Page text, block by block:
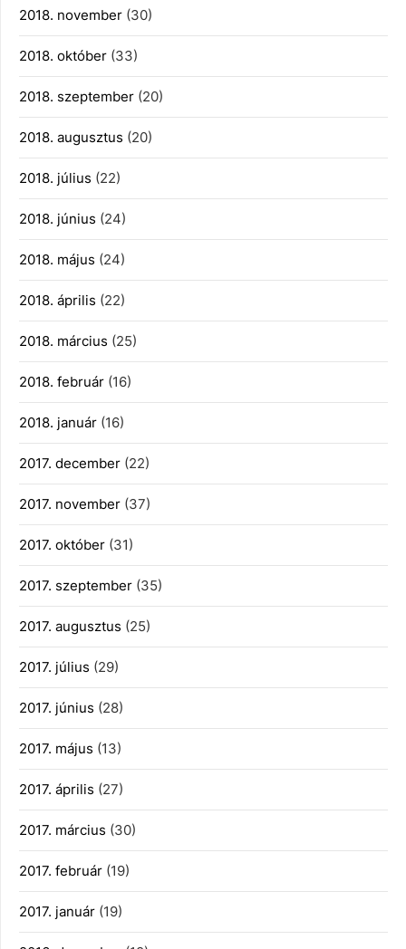
2018. november (30)
2018. október (33)
2018. szeptember (20)
2018. augusztus (20)
2018. július (22)
2018. június (24)
2018. május (24)
2018. április (22)
2018. március (25)
2018. február (16)
2018. január (16)
2017. december (22)
2017. november (37)
2017. október (31)
2017. szeptember (35)
2017. augusztus (25)
2017. július (29)
2017. június (28)
2017. május (13)
2017. április (27)
2017. március (30)
2017. február (19)
2017. január (19)